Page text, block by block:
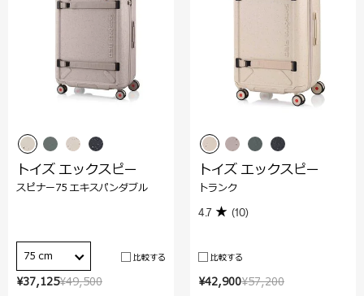
¥49,500
¥37,125
トイズ エックスピー
スピナー75 エキスパンダブル
75 cm 比較する
¥57,200
¥42,900
トイズ エックスピー
トランク
4.7 (10)
比較する